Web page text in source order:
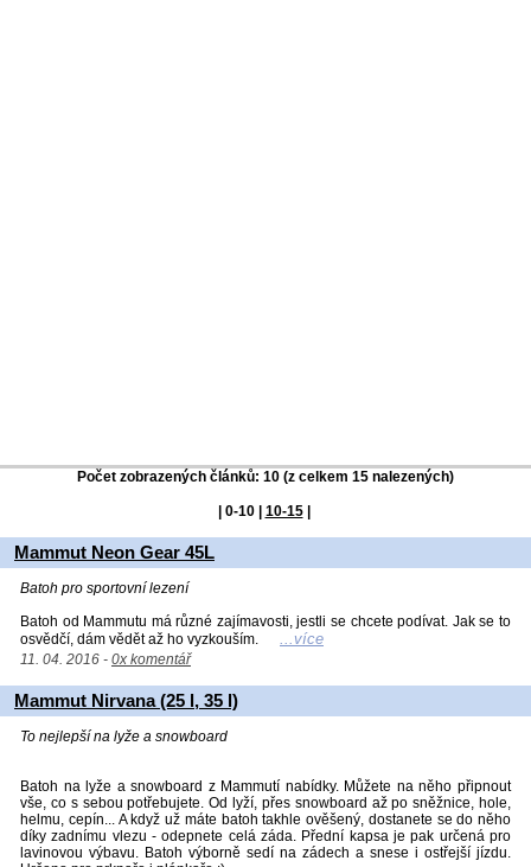
Počet zobrazených článků: 10 (z celkem 15 nalezených)
| 0-10| 10-15|
Mammut Neon Gear 45L
Batoh pro sportovní lezení
Batoh od Mammutu má různé zajímavosti, jestli se chcete podívat. Jak se to
osvědčí, dám vědět až ho vyzkouším.
...více
11. 04. 2016 - 0x komentář
Mammut Nirvana (25 l, 35 l)
To nejlepší na lyže a snowboard
Batoh na lyže a snowboard z Mammutí nabídky. Můžete na něho připnout
vše, co s sebou potřebujete. Od lyží, přes snowboard až po sněžnice, hole,
helmu, cepín... A když už máte batoh takhle ověšený, dostanete se do něho
díky zadnímu vlezu - odepnete celá záda. Přední kapsa je pak určená pro
lavinovou výbavu. Batoh výborně sedí na zádech a snese i ostřejší jízdu.